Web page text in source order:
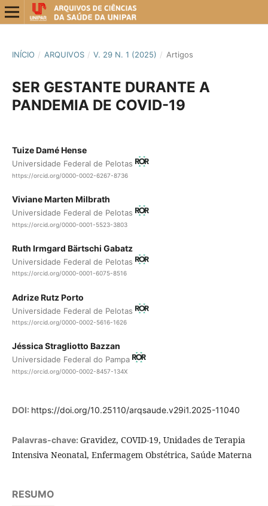
INÍCIO / ARQUIVOS / V. 29 N. 1 (2025) / Artigos
SER GESTANTE DURANTE A
PANDEMIA DE COVID-19
Tuize Damé Hense
Universidade Federal de Pelotas
https://orcid.org/0000-0002-6267-8736
Viviane Marten Milbrath
Universidade Federal de Pelotas
https://orcid.org/0000-0001-5523-3803
Ruth Irmgard Bärtschi Gabatz
Universidade Federal de Pelotas
https://orcid.org/0000-0001-6075-8516
Adrize Rutz Porto
Universidade Federal de Pelotas
https://orcid.org/0000-0002-5616-1626
Jéssica Stragliotto Bazzan
Universidade Federal do Pampa
https://orcid.org/0000-0002-8457-134X
DOI: https://doi.org/10.25110/arqsaude.v29i1.2025-11040
Palavras-chave: Gravidez, COVID-19, Unidades de Terapia
Intensiva Neonatal, Enfermagem Obstétrica, Saúde Materna
RESUMO